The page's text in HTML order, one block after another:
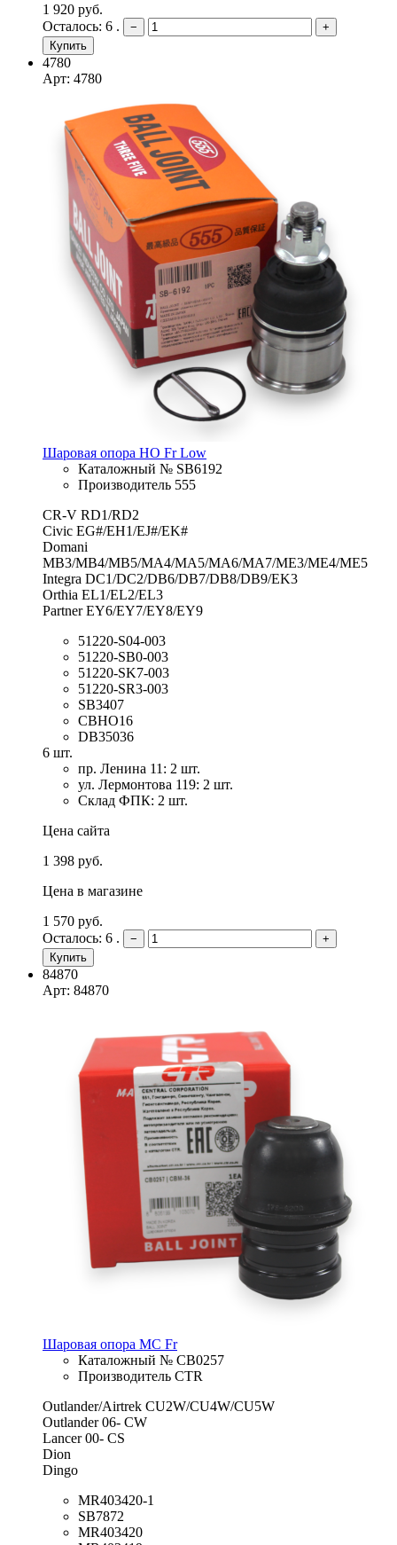
1 920 руб.
Осталось: 6 .
−
+
Купить
4780
Арт: 4780
Шаровая опора HO Fr Low
Каталожный № SB6192
Производитель 555
CR-V RD1/RD2
Civic EG#/EH1/EJ#/EK#
Domani
MB3/MB4/MB5/MA4/MA5/MA6/MA7/ME3/ME4/ME5
Integra DC1/DC2/DB6/DB7/DB8/DB9/EK3
Orthia EL1/EL2/EL3
Partner EY6/EY7/EY8/EY9
51220-S04-003
51220-SB0-003
51220-SK7-003
51220-SR3-003
SB3407
CBHO16
DB35036
6 шт.
пр. Ленина 11: 2 шт.
ул. Лермонтова 119: 2 шт.
Склад ФПК: 2 шт.
Цена сайта
1 398 руб.
Цена в магазине
1 570 руб.
Осталось: 6 .
−
+
Купить
84870
Арт: 84870
Шаровая опора MC Fr
Каталожный № CB0257
Производитель CTR
Outlander/Airtrek CU2W/CU4W/CU5W
Outlander 06- CW
Lancer 00- CS
Dion
Dingo
MR403420-1
SB7872
MR403420